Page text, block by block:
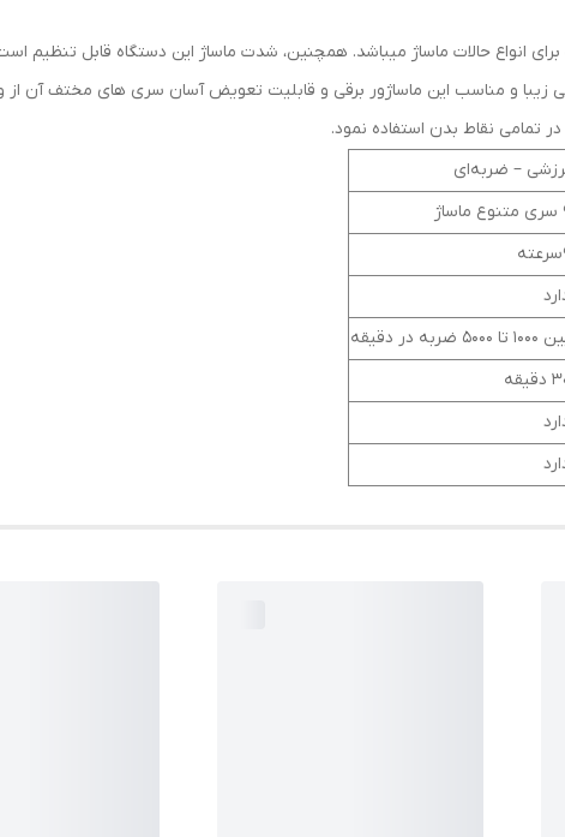
9 سری مختلف برای انواع حالات ماساژ میباشد. همچنین، شدت ماساژ این دستگاه قابل
طراحی زیبا و مناسب این ماساژور برقی و قابلیت تعویض آسان سری های مختف
تمامی نقاط بدن استفاده نمود.
– ضربه‌ای
5000 ضربه در دقیقه